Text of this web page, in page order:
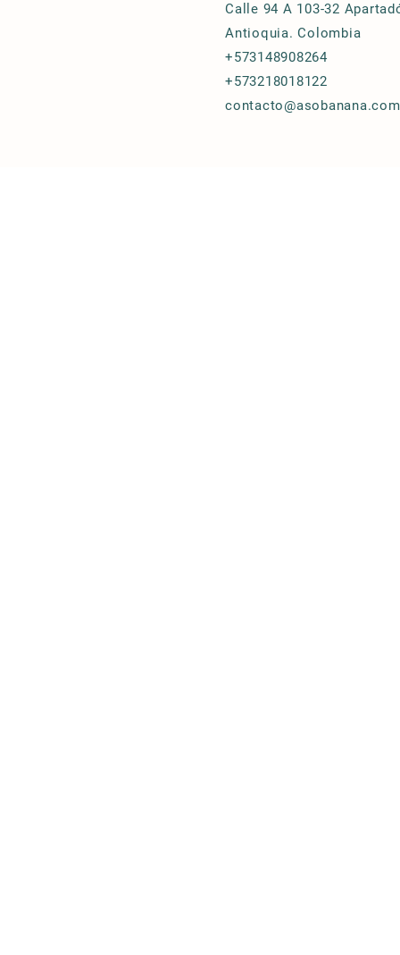
Calle 94 A 103-32
Antioquia. Colombia
+573148908264
+573218018122
contacto@asobanana.com